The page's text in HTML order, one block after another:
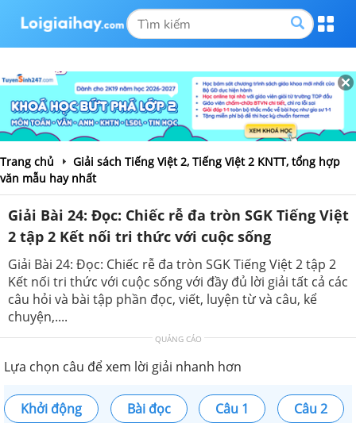
Trang chủ
Giải sách Tiếng Việt 2, Tiếng Việt 2 KNTT, tổng hợp
văn mẫu hay nhất
Giải Bài 24: Đọc: Chiếc rễ đa tròn SGK Tiếng Việt
2 tập 2 Kết nối tri thức với cuộc sống
Giải Bài 24: Đọc: Chiếc rễ đa tròn SGK Tiếng Việt 2 tập 2
Kết nối tri thức với cuộc sống với đầy đủ lời giải tất cả các
câu hỏi và bài tập phần đọc, viết, luyện từ và câu, kể
chuyện,....
QUẢNG CÁO
Lựa chọn câu để xem lời giải nhanh hơn
Khởi động Bài đọc Câu 1
Câu 2